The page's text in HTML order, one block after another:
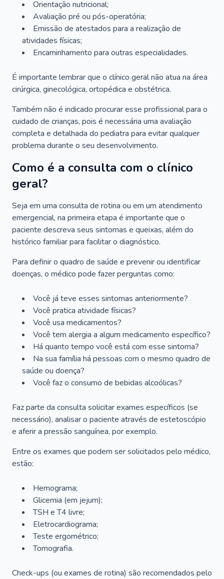
Orientação nutricional;
Avaliação pré ou pós-operatória;
Emissão de atestados para a realização de
atividades físicas;
Encaminhamento para outras especialidades.
É importante lembrar que o clínico geral não atua na área
cirúrgica, ginecológica, ortopédica e obstétrica.
Também não é indicado procurar esse profissional para o
cuidado de crianças, pois é necessária uma avaliação
completa e detalhada do pediatra para evitar qualquer
problema durante o seu desenvolvimento.
Como é a consulta com o clínico
geral?
Seja em uma consulta de rotina ou em um atendimento
emergencial, na primeira etapa é importante que o
paciente descreva seus sintomas e queixas, além do
histórico familiar para facilitar o diagnóstico.
Para definir o quadro de saúde e prevenir ou identificar
doenças, o médico pode fazer perguntas como:
Você já teve esses sintomas anteriormente?
Você pratica atividade físicas?
Você usa medicamentos?
Você tem alergia a algum medicamento específico?
Há quanto tempo você está com esse sintoma?
Na sua família há pessoas com o mesmo quadro de
saúde ou doença?
Você faz o consumo de bebidas alcoólicas?
Faz parte da consulta solicitar exames específicos (se
necessário), analisar o paciente através de estetoscópio
e aferir a pressão sanguínea, por exemplo.
Entre os exames que podem ser solicitados pelo médico,
estão:
Hemograma;
Glicemia (em jejum);
TSH e T4 livre;
Eletrocardiograma;
Teste ergométrico;
Tomografia.
Check-ups (ou exames de rotina) são recomendados pelo